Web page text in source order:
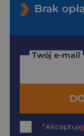
Brak
Twój e-mail
*Akceptuję